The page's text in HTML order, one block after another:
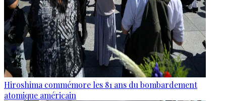
Hiroshima commémore les 81 ans du bombardement
atomique américain